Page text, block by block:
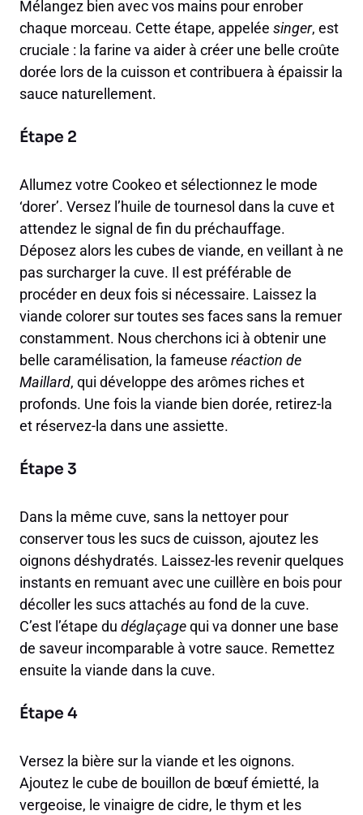
Mélangez bien avec vos mains pour enrober
chaque morceau. Cette étape, appelée singer, est
cruciale : la farine va aider à créer une belle croûte
dorée lors de la cuisson et contribuera à épaissir la
sauce naturellement.
Étape 2
Allumez votre Cookeo et sélectionnez le mode
‘dorer’. Versez l’huile de tournesol dans la cuve et
attendez le signal de fin du préchauffage.
Déposez alors les cubes de viande, en veillant à ne
pas surcharger la cuve. Il est préférable de
procéder en deux fois si nécessaire. Laissez la
viande colorer sur toutes ses faces sans la remuer
constamment. Nous cherchons ici à obtenir une
belle caramélisation, la fameuse réaction de
Maillard, qui développe des arômes riches et
profonds. Une fois la viande bien dorée, retirez-la
et réservez-la dans une assiette.
Étape 3
Dans la même cuve, sans la nettoyer pour
conserver tous les sucs de cuisson, ajoutez les
oignons déshydratés. Laissez-les revenir quelques
instants en remuant avec une cuillère en bois pour
décoller les sucs attachés au fond de la cuve.
C’est l’étape du déglaçagequi va donner une base
de saveur incomparable à votre sauce. Remettez
ensuite la viande dans la cuve.
Étape 4
Versez la bière sur la viande et les oignons.
Ajoutez le cube de bouillon de bœuf émietté, la
vergeoise, le vinaigre de cidre, le thym et les